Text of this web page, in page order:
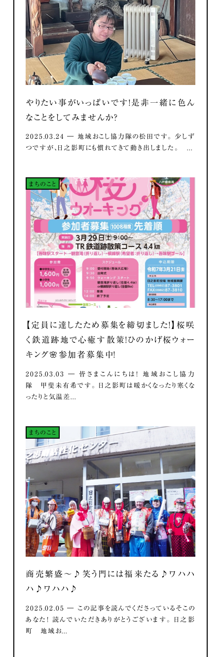
やりたい事がいっぱいです！是非一緒に色ん
なことをしてみませんか？
2025.03.24 ― 地域おこし協力隊の松田です。 少しず
つですが、日之影町にも慣れてきて動き出しました。 ...
まちのこと
【定員に達したため募集を締切ました！】桜咲
く鉄道跡地で心癒す散策！ひのかげ桜ウォー
キング🌸参加者募集中！
2025.03.03 ― 皆さまこんにちは！ 地域おこし協力
隊 甲斐未有希です。 日之影町は暖かくなったり寒くな
ったりと気温差...
まちのこと
商売繁盛～♪笑う門には福来たる♪ワハハ
ハ♪ワハハ♪
2025.02.05 ― この記事を読んでくださっているそこの
あなた！ 読んでいただきありがとうございます。 日之影
町 地域お...